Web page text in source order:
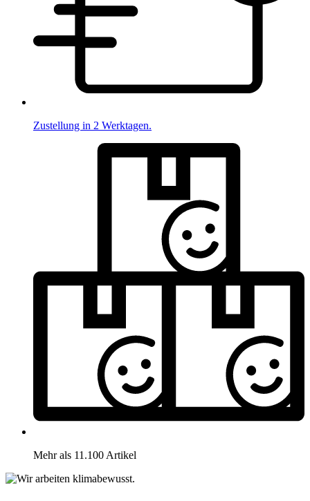
Zustellung in 2 Werktagen.
Mehr als 11.100 Artikel